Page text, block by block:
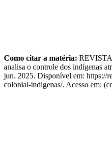
Como citar a matéria:
analisa o controle dos indígenas
jun. 2025. Disponível em: https://
colonial-indigenas/. Acesso em: